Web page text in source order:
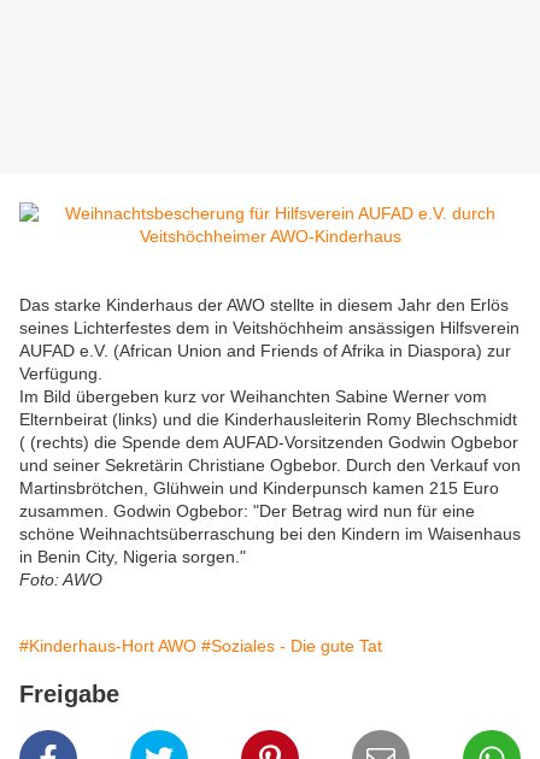
Das starke Kinderhaus der AWO stellte in diesem Jahr den Erlös
seines Lichterfestes dem in Veitshöchheim ansässigen Hilfsverein
AUFAD e.V. (African Union and Friends of Afrika in Diaspora) zur
Verfügung.
Im Bild übergeben kurz vor Weihanchten Sabine Werner vom
Elternbeirat (links) und die Kinderhausleiterin Romy Blechschmidt
( (rechts) die Spende dem AUFAD-Vorsitzenden Godwin Ogbebor
und seiner Sekretärin Christiane Ogbebor. Durch den Verkauf von
Martinsbrötchen, Glühwein und Kinderpunsch kamen 215 Euro
zusammen. Godwin Ogbebor: "Der Betrag wird nun für eine
schöne Weihnachtsüberraschung bei den Kindern im Waisenhaus
in Benin City, Nigeria sorgen."
Foto: AWO
#Kinderhaus-Hort AWO #Soziales - Die gute Tat
Freigabe